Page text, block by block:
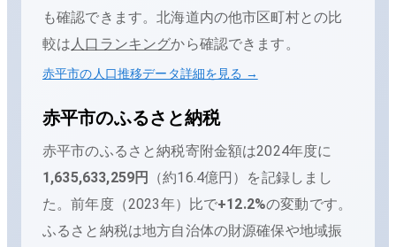
も確認できます。北海道内の他市区町村との比
較は 人口ランキングから確認できます。
赤平市の人口推移データ詳細を見る →
赤平市のふるさと納税
赤平市のふるさと納税寄附金額は2024年度に
1,635,633,259円 （約16.4億円 ）を記録しまし
た。前年度（2023年）比で+12.2%の変動です。
ふるさと納税は地方自治体の財源確保や地域振